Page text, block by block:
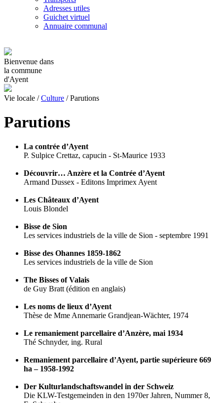
Adresses utiles
Guichet virtuel
Annuaire communal
Bienvenue dans
la commune
d'Ayent
Vie locale /Culture /Parutions
Parutions
La contrée d’Ayent
P. Sulpice Crettaz, capucin - St-Maurice 1933
Découvrir… Anzère et la Contrée d’Ayent
Armand Dussex - Editons Imprimex Ayent
Les Châteaux d’Ayent
Louis Blondel
Bisse de Sion
Les services industriels de la ville de Sion - septembre 1991
Bisse des Ohannes 1859-1862
Les services industriels de la ville de Sion
The Bisses of Valais
de Guy Bratt (édition en anglais)
Les noms de lieux d’Ayent
Thèse de Mme Annemarie Grandjean-Wächter, 1974
Le remaniement parcellaire d’Anzère, mai 1934
Thé Schnyder, ing. Rural
Remaniement parcellaire d’Ayent, partie supérieure 669
ha – 1958-1992
Der Kulturlandschaftswandel in der Schweiz
Die KLW-Testgemeinden in den 1970er Jahren, Nummer 8,